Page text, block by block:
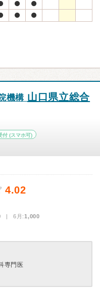
機構 山口県立総合
付 (スマホ可)
4.02
| 6月:1,000
専門医